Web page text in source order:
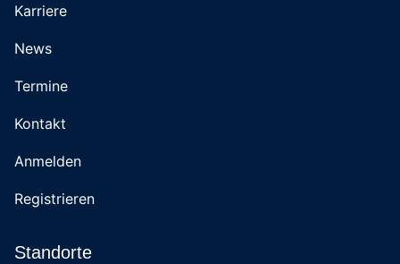
Karriere
News
Termine
Kontakt
Anmelden
Registrieren
Standorte